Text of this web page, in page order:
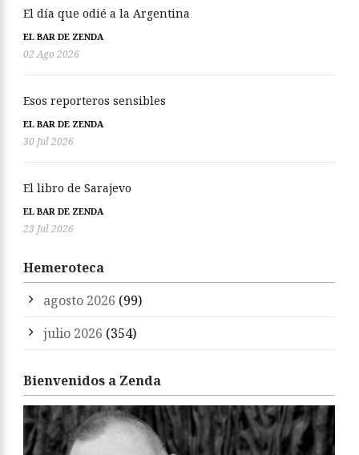
El día que odié a la Argentina
EL BAR DE ZENDA
02 Ago 2026
Esos reporteros sensibles
EL BAR DE ZENDA
30 Jul 2026
El libro de Sarajevo
EL BAR DE ZENDA
23 Jul 2026
Hemeroteca
agosto 2026 (99)
julio 2026 (354)
Bienvenidos a Zenda